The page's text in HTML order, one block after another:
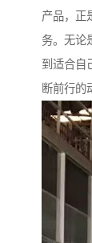
产品，正
务。无论
到适合自
断前行的